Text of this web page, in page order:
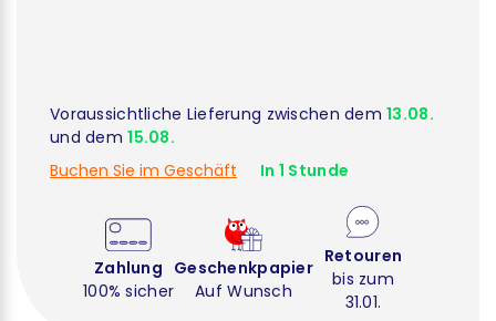
Voraussichtliche Lieferung zwischen dem13.08.
und dem15.08.
Buchen Sie im Geschäft
In 1 Stunde
Zahlung
100% sicher
Geschenkpapier
Auf Wunsch
Retouren
bis zum
31.01.